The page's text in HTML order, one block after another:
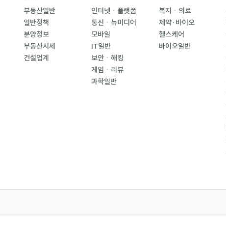
부동산일반
일반정책
분양정보
부동산시세
건설업계
인터넷ㆍ플랫폼
통신ㆍ뉴미디어
모바일
IT일반
보안ㆍ해킹
게임ㆍ리뷰
과학일반
복지ㆍ의료
제약·바이오
헬스케어
바이오일반